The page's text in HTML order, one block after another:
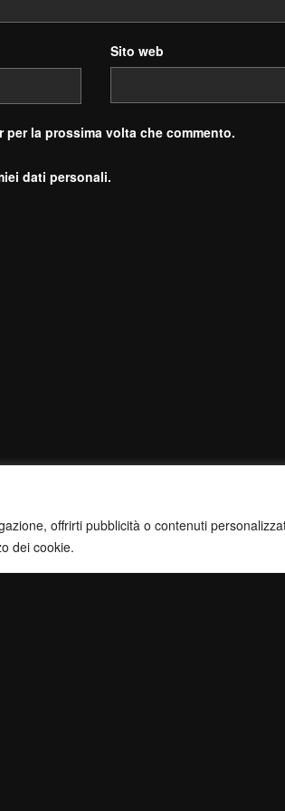
offrirti pubblicità o contenuti
dei cookie.
Sito web
la prossima volta che commento.
dati personali.